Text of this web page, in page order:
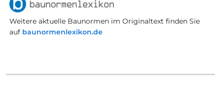
Weitere aktuelle Baunormen im Originaltext finden Sie
auf baunormenlexikon.de